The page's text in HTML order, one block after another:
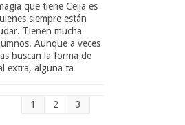
que tiene Ceija es
siempre están
Tienen mucha
Aunque a veces
buscan la forma de
extra, alguna ta
1 2 3